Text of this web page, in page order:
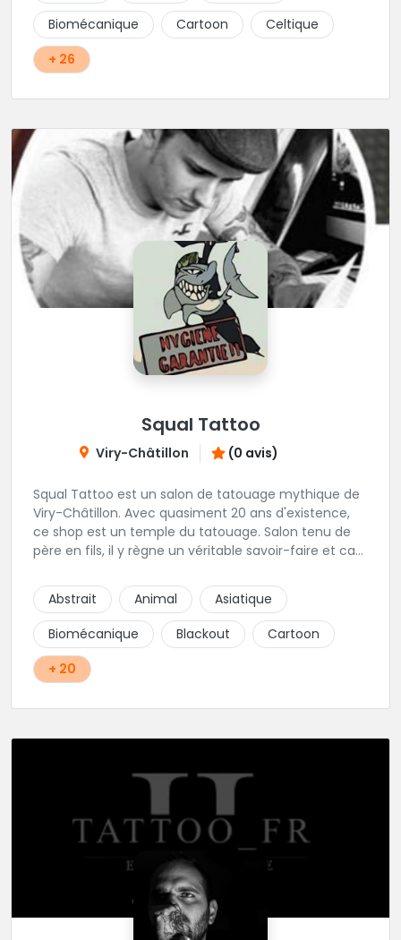
Cody et les nombreux Guest seront adapter vos
idées en tatouages uniques et créatifs.
Biomécanique Cartoon
Celtique
+ 26
Squal Tattoo
Viry-Châtillon (0 avis)
Squal Tattoo est un salon de tatouage mythique de
Viry-Châtillon. Avec quasiment 20 ans d'existence,
ce shop est un temple du tatouage. Salon tenu de
père en fils, il y règne un véritable savoir-faire et ca
réalisés par les tatoueurs du shop. N'hésitez-plus,
Squal Tattoo est un véritable institution du tatouage
!!
Abstrait Animal
Asiatique
Biomécanique
Blackout
Cartoon
+ 20